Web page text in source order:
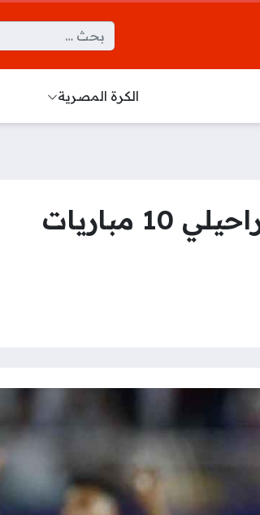
البحث عن:
الكرة المصرية
عقوبة قاسية تهز الاتحاد.. إيقاف اللاعب أحمد شراحيلي 10 مباريات